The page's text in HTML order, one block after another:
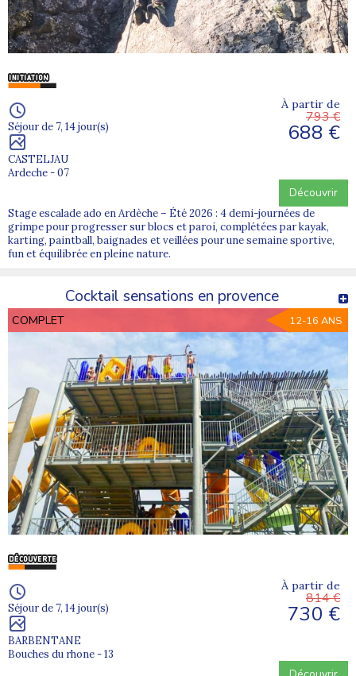
Séjour de 7, 14 jour(s)
CASTELJAU
Ardeche - 07
À partir de
793 €
688 €
Découvrir
Stage escalade ado en Ardèche – Été 2026 : 4 demi-journées de
grimpe pour progresser sur blocs et paroi, complétées par kayak,
karting, paintball, baignades et veillées pour une semaine sportive,
fun et équilibrée en pleine nature.
Cocktail sensations en provence
COMPLET 12-16 ANS
Séjour de 7, 14 jour(s)
BARBENTANE
Bouches du rhone - 13
À partir de
814 €
730 €